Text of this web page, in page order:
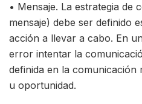
• Mensaje. La estrategia de
mensaje) debe ser definido
acción a llevar a cabo. En
error intentar la
definida en la
u oportunidad.